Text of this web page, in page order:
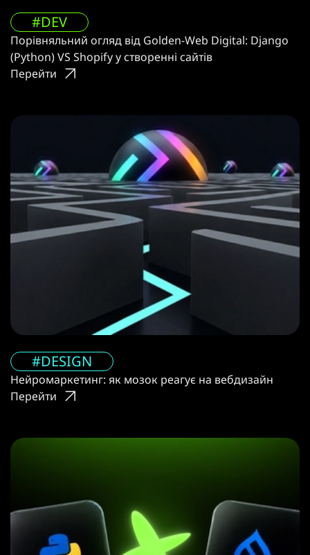
#DEV
Порівняльний огляд від Golden-Web Digital: Django
(Python) VS Shopify у створенні сайтів
Перейти
#DESIGN
Нейромаркетинг: як мозок реагує на вебдизайн
Перейти